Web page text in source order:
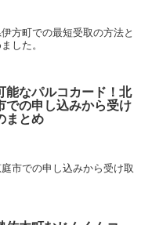
方町での最短受取の方法と
した。
能なパルコカード！北
での申し込みから受け
まとめ
市での申し込みから受け取